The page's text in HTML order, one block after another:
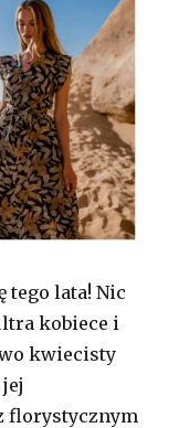
tego lata! Nic
kobiece i
kwiecisty
florystycznym